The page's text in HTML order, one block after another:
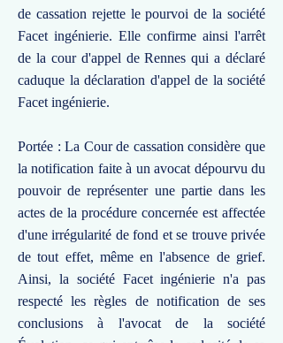
de cassation rejette le pourvoi de la société
Facet ingénierie. Elle confirme ainsi l'arrêt
de la cour d'appel de Rennes qui a déclaré
caduque la déclaration d'appel de la société
Facet ingénierie.
Portée : La Cour de cassation considère que
la notification faite à un avocat dépourvu du
pouvoir de représenter une partie dans les
actes de la procédure concernée est affectée
d'une irrégularité de fond et se trouve privée
de tout effet, même en l'absence de grief.
Ainsi, la société Facet ingénierie n'a pas
respecté les règles de notification de ses
conclusions à l'avocat de la société